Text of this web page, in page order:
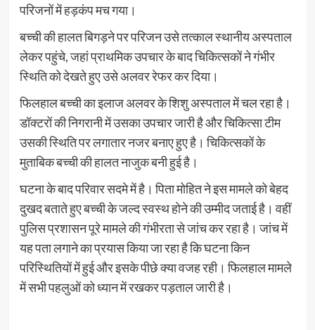
परिजनों में हड़कंप मच गया।
बच्ची की हालत बिगड़ने पर परिजन उसे तत्काल स्थानीय अस्पताल
लेकर पहुंचे, जहां प्राथमिक उपचार के बाद चिकित्सकों ने गंभीर
स्थिति को देखते हुए उसे अलवर रेफर कर दिया।
फिलहाल बच्ची का इलाज अलवर के शिशु अस्पताल में चल रहा है।
डॉक्टरों की निगरानी में उसका उपचार जारी है और चिकित्सा टीम
उसकी स्थिति पर लगातार नजर बनाए हुए है। चिकित्सकों के
मुताबिक बच्ची की हालत नाजुक बनी हुई है।
घटना के बाद परिवार सदमे में है। पिता मोहित ने इस मामले को बेहद
दुखद बताते हुए बच्ची के जल्द स्वस्थ होने की उम्मीद जताई है। वहीं
पुलिस प्रशासन पूरे मामले की गंभीरता से जांच कर रहा है। जांच में
यह पता लगाने का प्रयास किया जा रहा है कि घटना किन
परिस्थितियों में हुई और इसके पीछे क्या वजह रही। फिलहाल मामले
में सभी पहलुओं को ध्यान में रखकर पड़ताल जारी है।